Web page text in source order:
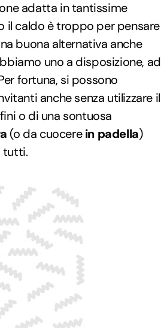
adatta in tantissime
il caldo è troppo per pensare
buona alternativa anche
uno a disposizione, ad
fortuna, si possono
anche senza utilizzare il
o di una sontuosa
(o da cuocerein padella)
tutti.